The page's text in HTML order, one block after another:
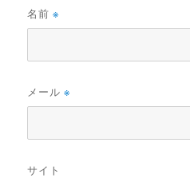
名前※
メール※
サイト